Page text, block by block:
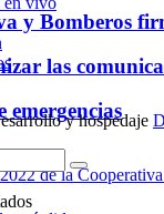
y Bomberos
las
emergencias
y hospedaje